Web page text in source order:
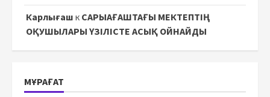
Карлығаш к САРЫАҒАШТАҒЫ МЕКТЕПТІҢ
ОҚУШЫЛАРЫ ҮЗІЛІСТЕ АСЫҚ ОЙНАЙДЫ
МҰРАҒАТ